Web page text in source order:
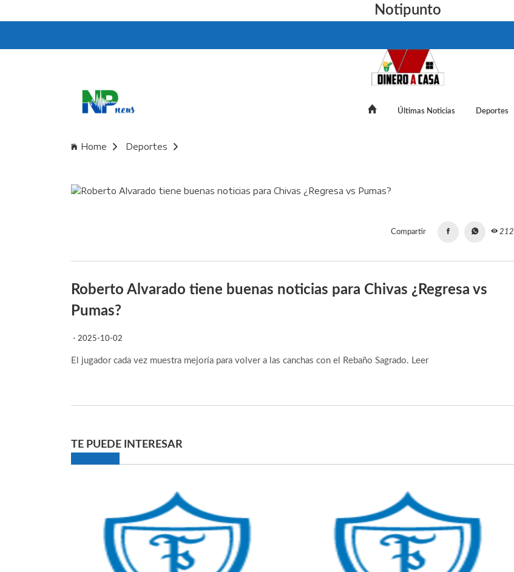
Notipunto
Últimas Noticias Deportes
Home Deportes
Compartir 212
Roberto Alvarado tiene buenas noticias para Chivas ¿Regresa vs
Pumas?
- 2025-10-02
El jugador cada vez muestra mejoría para volver a las canchas con el Rebaño Sagrado. Leer
TE PUEDE INTERESAR